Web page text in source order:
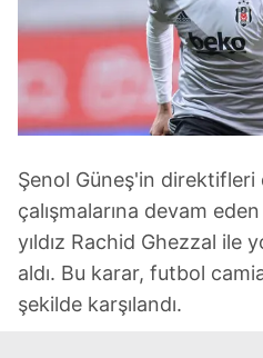
Şenol Güneş'in
çalışmalarına devam
yıldız Rachid Ghezzal ile
aldı. Bu karar, futbol
şekilde karşılandı.